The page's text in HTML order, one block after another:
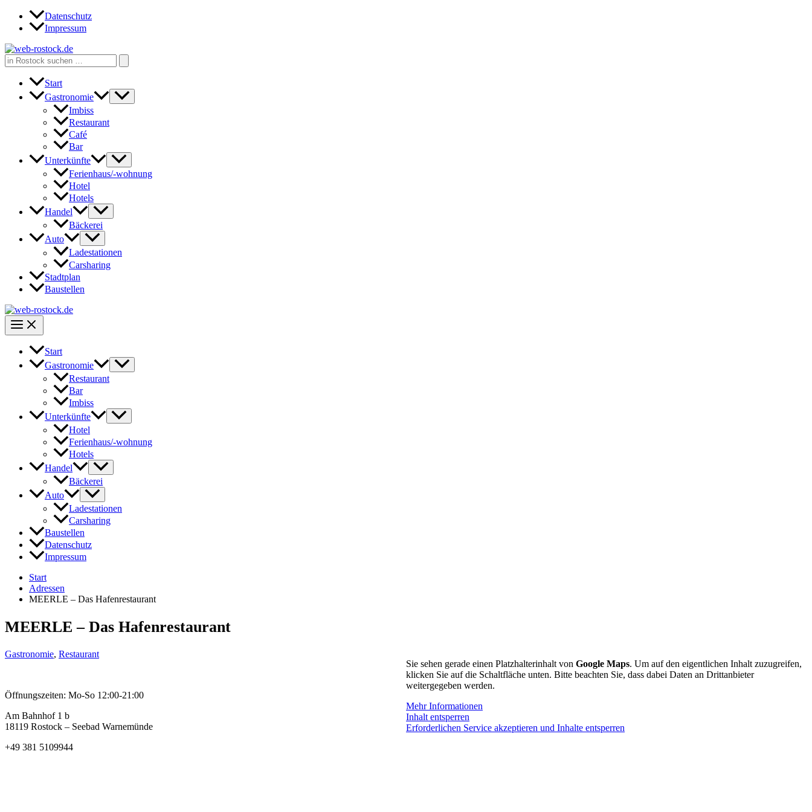
Zum
Inhalt
Datenschutz
Impressum
Search
for:
Start
Gastronomie
Imbiss
Restaurant
Café
Bar
Unterkünfte
Ferienhaus/-wohnung
Hotel
Hotels
Handel
Bäckerei
Auto
Ladestationen
Carsharing
Stadtplan
Baustellen
Start
Gastronomie
Restaurant
Bar
Imbiss
Unterkünfte
Hotel
Ferienhaus/-wohnung
Hotels
Handel
Bäckerei
Auto
Ladestationen
Carsharing
Baustellen
Datenschutz
Impressum
Start
Adressen
MEERLE – Das Hafenrestaurant
MEERLE – Das Hafenrestaurant
Gastronomie, Restaurant
Öffnungszeiten: Mo-So 12:00-21:00
Am Bahnhof 1 b
18119 Rostock – Seebad Warnemünde
+49 381 5109944
Sie sehen gerade einen Platzhalterinhalt von Google Maps. Um auf den eigentlichen Inhalt zuzugreifen,
klicken Sie auf die Schaltfläche unten. Bitte beachten Sie, dass dabei Daten an Drittanbieter
weitergegeben werden.
Mehr Informationen
Inhalt entsperren
Erforderlichen Service akzeptieren und Inhalte entsperren